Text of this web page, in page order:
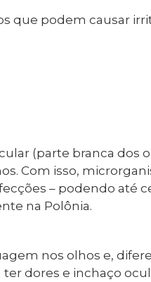
que podem causar
(parte branca dos
Com isso,
– podendo até
na Polônia.
nos olhos e,
dores e inchaço